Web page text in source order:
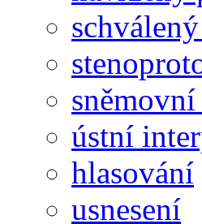
ústní
hlasování
usnesení